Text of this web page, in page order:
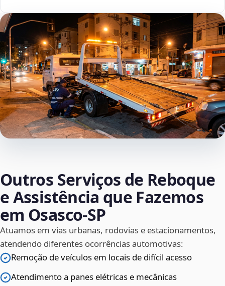
Outros Serviços de Reboque
e Assistência que Fazemos
em Osasco‑SP
Atuamos em vias urbanas, rodovias e estacionamentos,
atendendo diferentes ocorrências automotivas:
Remoção de veículos em locais de difícil acesso
Atendimento a panes elétricas e mecânicas